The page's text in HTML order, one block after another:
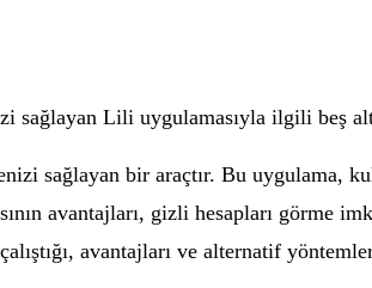
sağlayan Lili uygulamasıyla ilgili beş alt
sağlayan bir araçtır. Bu uygulama,
avantajları, gizli hesapları görme
avantajları ve alternatif